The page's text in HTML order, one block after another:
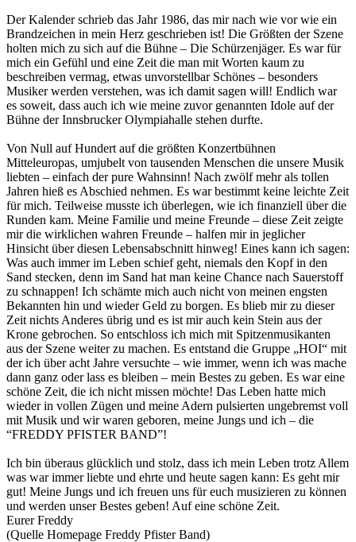
Der Kalender schrieb das Jahr 1986, das mir nach wie vor wie ein
Brandzeichen in mein Herz geschrieben ist! Die Größten der Szene
holten mich zu sich auf die Bühne – Die Schürzenjäger. Es war für
mich ein Gefühl und eine Zeit die man mit Worten kaum zu
beschreiben vermag, etwas unvorstellbar Schönes – besonders
Musiker werden verstehen, was ich damit sagen will! Endlich war
es soweit, dass auch ich wie meine zuvor genannten Idole auf der
Bühne der Innsbrucker Olympiahalle stehen durfte.
Von Null auf Hundert auf die größten Konzertbühnen
Mitteleuropas, umjubelt von tausenden Menschen die unsere Musik
liebten – einfach der pure Wahnsinn! Nach zwölf mehr als tollen
Jahren hieß es Abschied nehmen. Es war bestimmt keine leichte Zeit
für mich. Teilweise musste ich überlegen, wie ich finanziell über die
Runden kam. Meine Familie und meine Freunde – diese Zeit zeigte
mir die wirklichen wahren Freunde – halfen mir in jeglicher
Hinsicht über diesen Lebensabschnitt hinweg! Eines kann ich sagen:
Was auch immer im Leben schief geht, niemals den Kopf in den
Sand stecken, denn im Sand hat man keine Chance nach Sauerstoff
zu schnappen! Ich schämte mich auch nicht von meinen engsten
Bekannten hin und wieder Geld zu borgen. Es blieb mir zu dieser
Zeit nichts Anderes übrig und es ist mir auch kein Stein aus der
Krone gebrochen. So entschloss ich mich mit Spitzenmusikanten
aus der Szene weiter zu machen. Es entstand die Gruppe „HOI“ mit
der ich über acht Jahre versuchte – wie immer, wenn ich was mache
dann ganz oder lass es bleiben – mein Bestes zu geben. Es war eine
schöne Zeit, die ich nicht missen möchte! Das Leben hatte mich
wieder in vollen Zügen und meine Adern pulsierten ungebremst voll
mit Musik und wir waren geboren, meine Jungs und ich – die
“FREDDY PFISTER BAND”!
Ich bin überaus glücklich und stolz, dass ich mein Leben trotz Allem
was war immer liebte und ehrte und heute sagen kann: Es geht mir
gut! Meine Jungs und ich freuen uns für euch musizieren zu können
und werden unser Bestes geben! Auf eine schöne Zeit.
Eurer Freddy
(Quelle Homepage Freddy Pfister Band)